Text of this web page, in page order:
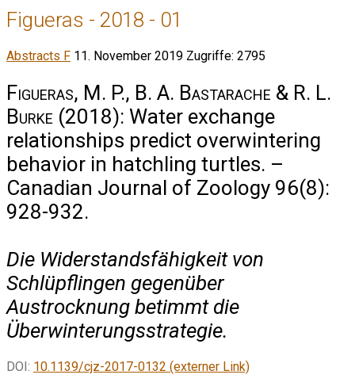
Figueras - 2018 - 01
Abstracts F 11. November 2019 Zugriffe: 2795
Figueras, M. P., B. A. Bastarache & R. L.
Burke (2018): Water exchange
relationships predict overwintering
behavior in hatchling turtles. –
Canadian Journal of Zoology 96(8):
928-932.
Die Widerstandsfähigkeit von
Schlüpflingen gegenüber
Austrocknung betimmt die
Überwinterungsstrategie.
DOI: 10.1139/cjz-2017-0132 (externer Link)